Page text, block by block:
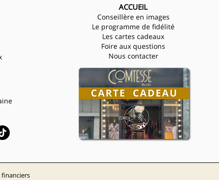
ACCUEIL
Conseillère en images
Le programme de fidélité
Les cartes cadeaux
Foire aux questions
Nous contacter
financiers